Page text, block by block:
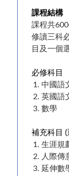
課程結構
課程共
修讀三科
目及一個
必修科目
中國語
英國語
數學
補充科目
生涯規
人際傳
延伸數